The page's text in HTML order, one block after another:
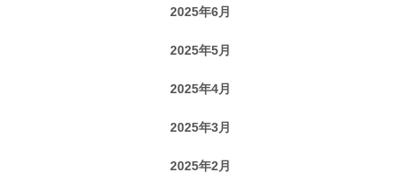
2025年6月
2025年5月
2025年4月
2025年3月
2025年2月